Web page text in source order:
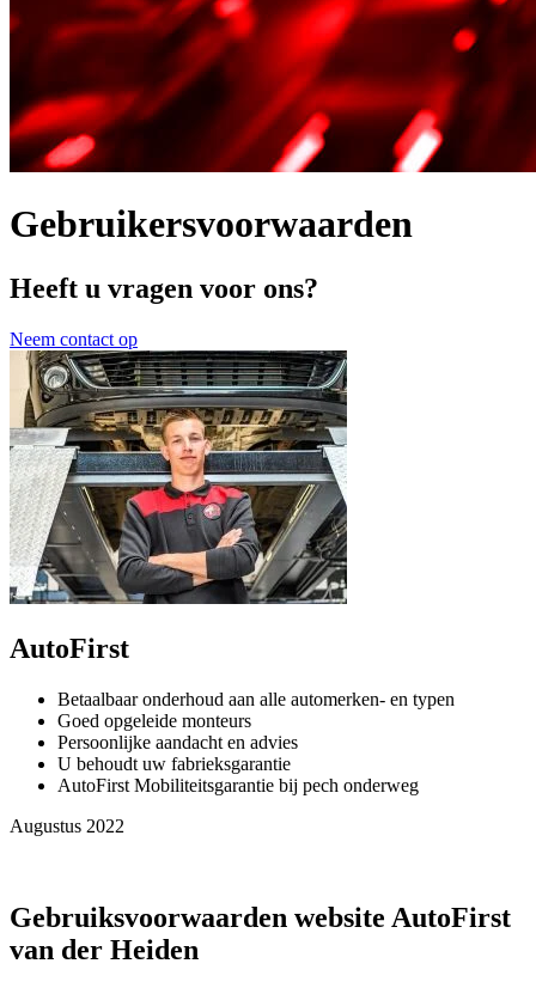
Gebruikersvoorwaarden
Heeft u vragen voor ons?
Neem contact op
AutoFirst
Betaalbaar onderhoud aan alle automerken- en typen
Goed opgeleide monteurs
Persoonlijke aandacht en advies
U behoudt uw fabrieksgarantie
AutoFirst Mobiliteitsgarantie bij pech onderweg
Augustus 2022
Gebruiksvoorwaarden website AutoFirst
van der Heiden